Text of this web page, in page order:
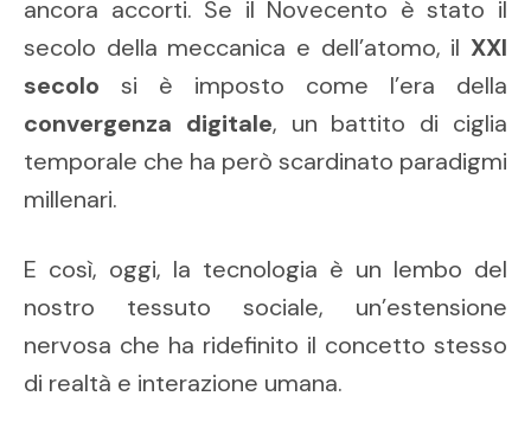
ancora accorti. Se il Novecento è stato il
secolo della meccanica e dell’atomo, il XXI
secolo si è imposto come l’era della
convergenza digitale, un battito di ciglia
temporale che ha però scardinato paradigmi
millenari.
E così, oggi, la tecnologia è un lembo del
nostro tessuto sociale, un’estensione
nervosa che ha ridefinito il concetto stesso
di realtà e interazione umana.